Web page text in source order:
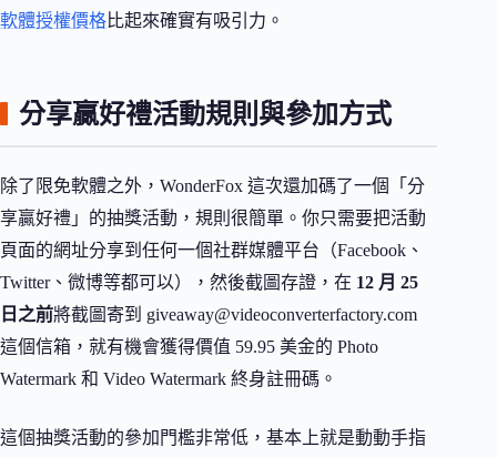
軟體授權價格比起來確實有吸引力。
分享贏好禮活動規則與參加方式
除了限免軟體之外，WonderFox 這次還加碼了一個「分
享贏好禮」的抽獎活動，規則很簡單。你只需要把活動
頁面的網址分享到任何一個社群媒體平台（Facebook、
Twitter、微博等都可以），然後截圖存證，在 12 月 25
日之前將截圖寄到 giveaway@videoconverterfactory.com
這個信箱，就有機會獲得價值 59.95 美金的 Photo
Watermark 和 Video Watermark 終身註冊碼。
這個抽獎活動的參加門檻非常低，基本上就是動動手指